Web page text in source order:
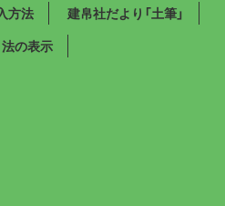
方法
建帛社だより「土筆」
の表示